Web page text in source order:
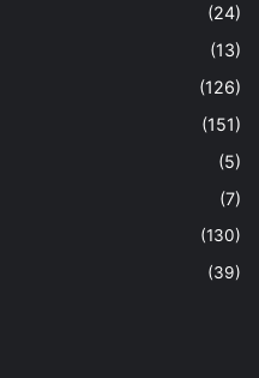
(24)
(13)
(126)
(151)
(5)
(7)
(130)
(39)